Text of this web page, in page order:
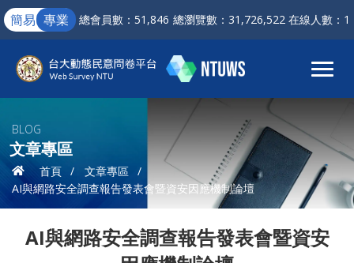
專業
簡易 總會員數：51,846 總瀏覽數：31,726,522 在線人數：1
BLOG
文章專區
首頁
文章專區
AI與網路安全調查報告發表會暨資安因應機制論壇
AI與網路安全調查報告發表會暨資安